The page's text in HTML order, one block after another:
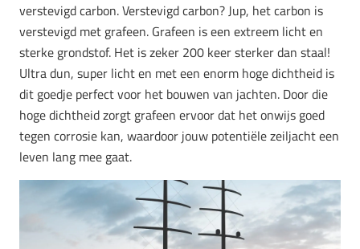
verstevigd carbon. Verstevigd carbon? Jup, het carbon is
verstevigd met grafeen. Grafeen is een extreem licht en
sterke grondstof. Het is zeker 200 keer sterker dan staal!
Ultra dun, super licht en met een enorm hoge dichtheid is
dit goedje perfect voor het bouwen van jachten. Door die
hoge dichtheid zorgt grafeen ervoor dat het onwijs goed
tegen corrosie kan, waardoor jouw potentiële zeiljacht een
leven lang mee gaat.